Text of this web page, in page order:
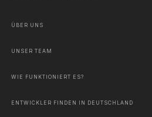
ÜBER UNS
UNSER TEAM
WIE FUNKTIONIERT ES?
ENTWICKLER FINDEN IN DEUTSCHLAND